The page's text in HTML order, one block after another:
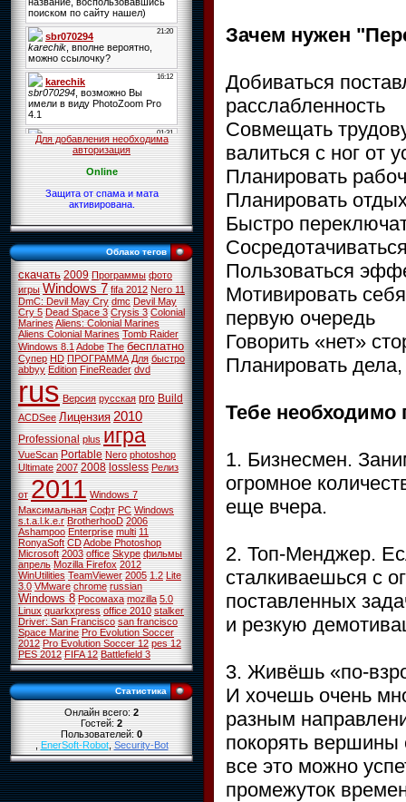
Для добавления необходима
авторизация
Online
Защита от спама и мата
активирована.
Облако тегов
скачать 2009 Программы фото
игры Windows 7 fifa 2012 Nero 11
DmC: Devil May Cry dmc Devil May
Cry 5 Dead Space 3 Crysis 3 Colonial
MarinesAliens: Colonial Marines
Aliens Colonial Marines Tomb Raider
Windows 8.1Adobe The бесплатно
Супер HD ПРОГРАММА Для быстро
abbyy Edition FineReader dvd
rus Версия русская pro Build
ACDSee Лицензия 2010
Professional plus игра
VueScan Portable Nero photoshop
Ultimate 2007 2008 lossless Релиз
от 2011 Windows 7
Максимальная Софт PC Windows
s.t.a.l.k.e.r BrotherhooD 2006
Ashampoo Enterprise multi 11
RonyaSoft CDAdobe Photoshop
Microsoft 2003 office Skype фильмы
апрель Mozilla Firefox 2012
WinUtilities TeamViewer 2005 1.2 Lite
3.0 VMware chrome russian
Windows 8 Росомаха mozilla 5.0
Linux quarkxpress office 2010 stalker
Driver: San Francisco san francisco
Space Marine Pro Evolution Soccer
2012 Pro Evolution Soccer 12 pes 12
PES 2012 FIFA 12 Battlefield 3
Статистика
Онлайн всего:2
Гостей:2
Пользователей:0
,EnerSoft-Robot,Security-Bot
Зачем нужен
Добиваться
расслабленность
Совмещать
валиться с ног от
Планировать
Планировать
Быстро
Пользоваться
Мотивировать
первую очередь
Говорить «нет»
Планировать
Тебе необходимо
1. Бизнесмен.
огромное
еще вчера.
2. Топ-Менджер.
сталкиваешься с
поставленных
и резкую
3. Живёшь «по-
И хочешь очень
разным
покорять вершины
все это можно
промежуток